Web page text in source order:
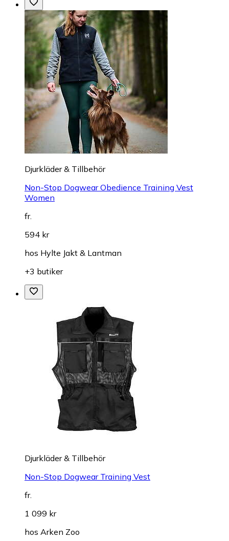
Djurkläder & Tillbehör
Non-Stop Dogwear Obedience Training Vest
Women
fr.
594 kr
hos Hylte Jakt & Lantman
+3 butiker
Djurkläder & Tillbehör
Non-Stop Dogwear Training Vest
fr.
1 099 kr
hos Arken Zoo